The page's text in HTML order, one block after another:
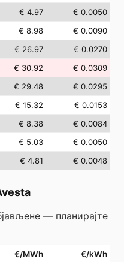
€ 4.97
€ 0.0050
€ 8.98
€ 0.0090
€ 26.97
€ 0.0270
€ 30.92
€ 0.0309
€ 29.48
€ 0.0295
€ 15.32
€ 0.0153
€ 8.38
€ 0.0084
€ 5.03
€ 0.0050
€ 4.81 € 0.0048
— планирајте
€/MWh €/kWh